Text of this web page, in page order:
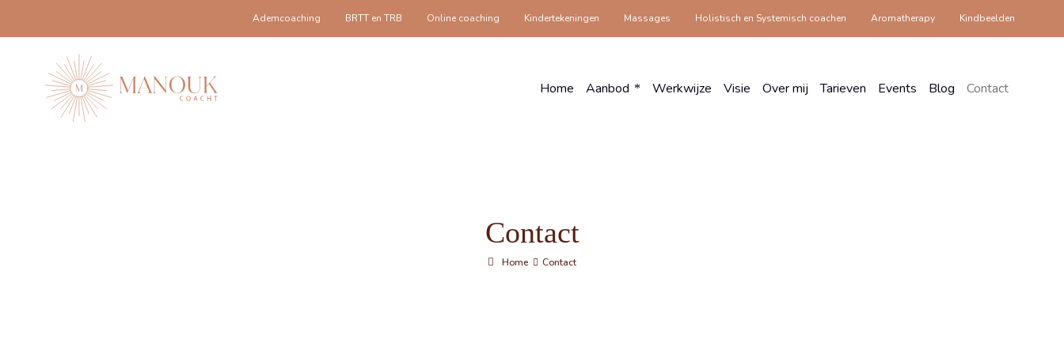
Ademcoaching BRTT en TRB Online coaching Kindertekeningen Massages Holistisch en Systemisch coachen Aromatherapy Kindbeelden
Home Aanbod Werkwijze Visie Over mij Tarieven Events Blog Contact
Contact
Home Contact